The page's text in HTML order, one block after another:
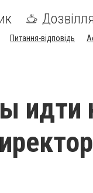
Дозвілля
Питання-відповідь
идти